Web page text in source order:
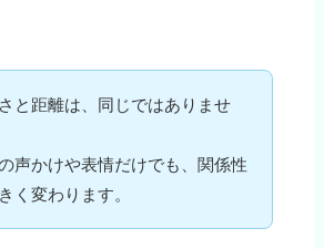
と距離は、同じではありませ
声かけや表情だけでも、関係性
く変わります。